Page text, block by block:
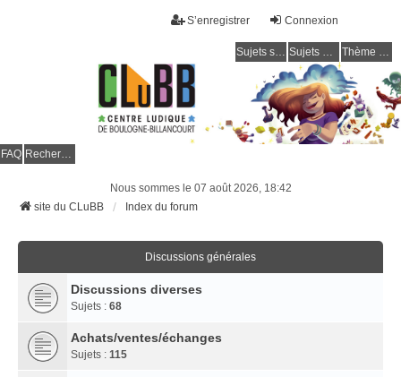
Connexion
S’enregistrer
Sujets sans réponse Sujets actifs Thème clair / foncé
FAQ Rechercher
Nous sommes le 07 août 2026, 18:42
site du CLuBB
Index du forum
Discussions générales
Discussions diverses
Sujets : 68
Achats/ventes/échanges
Sujets : 115